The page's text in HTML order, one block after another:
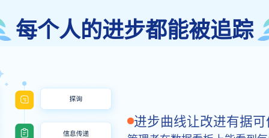
每个人的进步都能被追踪
进步曲线让改进有据